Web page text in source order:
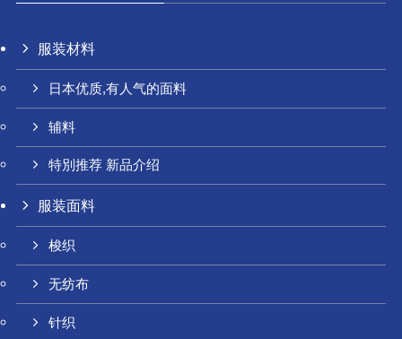
服装材料
日本优质,有人气的面料
辅料
特別推荐 新品介绍
服装面料
梭织
无纺布
针织